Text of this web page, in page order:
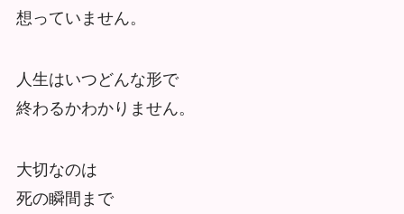
想っていません。
人生はいつどんな形で
終わるかわかりません。
大切なのは
死の瞬間まで